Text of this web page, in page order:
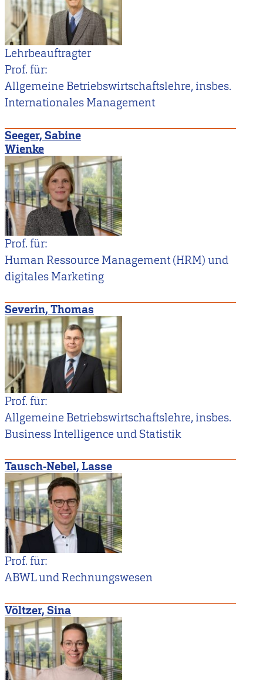
Lehrbeauftragter
Prof. für:
Allgemeine Betriebswirtschaftslehre, insbes.
Internationales Management
Seeger, Sabine
Wienke
Prof. für:
Human Ressource Management (HRM) und
digitales Marketing
Severin, Thomas
Prof. für:
Allgemeine Betriebswirtschaftslehre, insbes.
Business Intelligence und Statistik
Tausch-Nebel, Lasse
Prof. für:
ABWL und Rechnungswesen
Völtzer, Sina